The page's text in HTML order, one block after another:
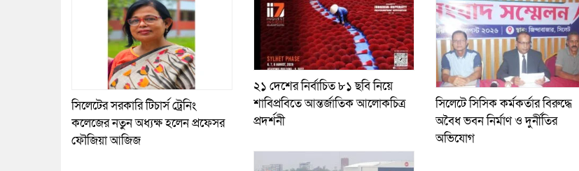
সিলেটের সরকারি টিচার্স ট্রেনিং
কলেজের নতুন অধ্যক্ষ হলেন প্রফেসর
ফৌজিয়া আজিজ
২১ দেশের নির্বাচিত ৮১ ছবি নিয়ে
শাবিপ্রবিতে আন্তর্জাতিক আলোকচিত্র
প্রদর্শনী
সিলেটে সিসিক কর্মকর্তার বিরুদ্ধে
অবৈধ ভবন নির্মাণ ও দুর্নীতির
অভিযোগ